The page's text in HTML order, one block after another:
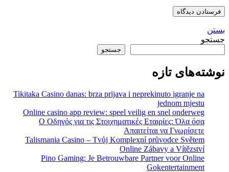
بستن
جستجو
جستجو
نوشته‌های تازه
Tikitaka Casino danas: brza prijava i neprekinuto igranje na
jednom mjestu
Online casino app review: speel veilig en snel onderweg
Ο Οδηγός για τις Στοιχηματικές Εταιρίες: Όλα όσα
Απαιτείται να Γνωρίσετε
Talismania Casino – Tvůj Komplexní průvodce Světem
Online Zábavy a Vítězství
Pino Gaming: Je Betrouwbare Partner voor Online
Gokentertainment